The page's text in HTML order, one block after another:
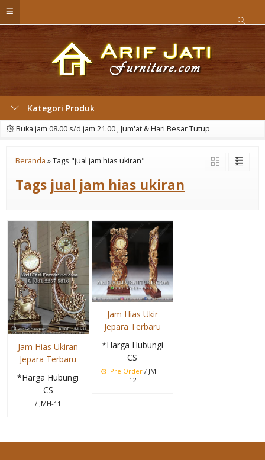
Kategori Produk
Buka jam 08.00 s/d jam 21.00 , Jum'at & Hari Besar Tutup
Beranda »Tags "jual jam hias ukiran"
Tags jual jam hias ukiran
Jam Hias Ukiran
Jepara Terbaru
*Harga Hubungi
CS
/ JMH-11
Jam Hias Ukir
Jepara Terbaru
*Harga Hubungi
CS
Pre Order / JMH-
12